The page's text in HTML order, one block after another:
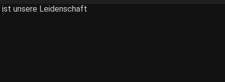
ist unsere Leidenschaft